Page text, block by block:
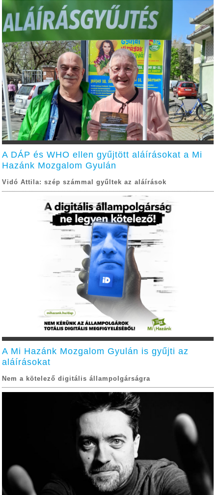
A DÁP és WHO ellen gyűjtött aláírásokat a Mi
Hazánk Mozgalom Gyulán
Vidó Attila: szép számmal gyűltek az aláírások
A Mi Hazánk Mozgalom Gyulán is gyűjti az
aláírásokat
Nem a kötelező digitális állampolgárságra